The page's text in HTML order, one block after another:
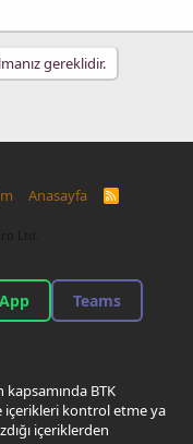
gereklidir.
Anasayfa
R
Teams
kapsamında BTK
içerikleri kontrol etme ya
içeriklerden